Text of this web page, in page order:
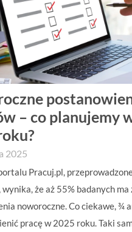
– co planujemy
2025
Pracuj.pl,
że aż 55% badanych ma
noworoczne. Co ciekawe, ¾
pracę w 2025 roku. Taki